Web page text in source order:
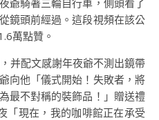
爺騎著三輪自行車，側頭看了
鏡頭前經過。這段視頻在該公
萬點贊。
并配文感謝年夜爺不測出鏡帶
向他「儀式開始！失敗者，將
最不對稱的裝飾品！」贈送禮
「現在，我的咖啡館正在承受